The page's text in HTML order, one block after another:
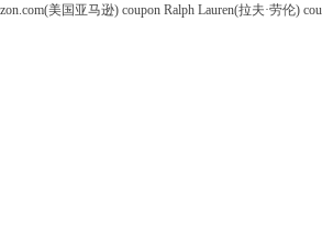
美国亚马逊) coupon Ralph Lauren(拉夫·劳伦)